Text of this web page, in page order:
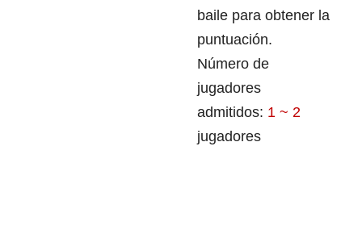
baile para obtener la
puntuación.
Número de
jugadores
admitidos: 1 ~ 2
jugadores